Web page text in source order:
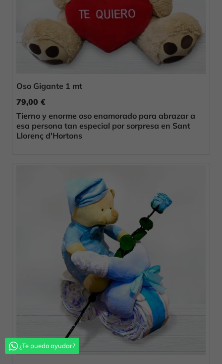
Oso Gigante 1 mt
79,00 €
Tierno y enorme oso enamorado para abrazar a
esa persona tan especial por sorpresa en Sant
Llorenç d'Hortons
¿Te puedo ayudar?